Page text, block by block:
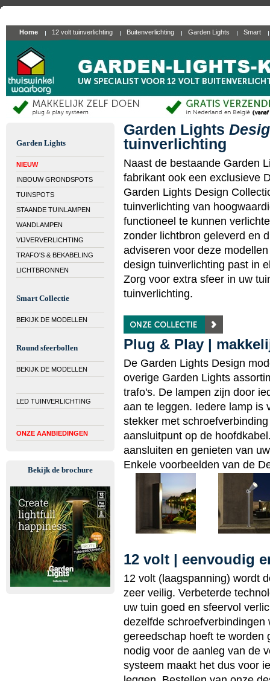
Home 12 volt tuinverlichting Buitenverlichting Garden Lights Smart
Garden Lights
NIEUW
INBOUW GRONDSPOTS
TUINSPOTS
STAANDE TUINLAMPEN
WANDLAMPEN
VIJVERVERLICHTING
TRAFO'S & BEKABELING
LICHTBRONNEN
Smart Collectie
BEKIJK DE MODELLEN
Round sfeerbollen
BEKIJK DE MODELLEN
LED TUINVERLICHTING
ONZE AANBIEDINGEN
Bekijk de brochure
Garden Lights
tuinverlichting
Naast de bestaande Garden
fabrikant ook een exclusieve
Garden Lights Design
tuinverlichting van
functioneel te kunnen
zonder lichtbron geleverd en
adviseren voor deze
design tuinverlichting past in
Zorg voor extra sfeer in uw
tuinverlichting.
Plug & Play |
De Garden Lights Design
overige Garden Lights
trafo's. De lampen zijn door
aan te leggen. Iedere lamp is
stekker met
aansluitpunt op de
aansluiten en genieten van
Enkele voorbeelden van de
12 volt | eenvoudig
12 volt (laagspanning) wordt
zeer veilig. Verbeterde
uw tuin goed en sfeervol
dezelfde
gereedschap hoeft te worden
nodig voor de aanleg van de
systeem maakt het dus voor